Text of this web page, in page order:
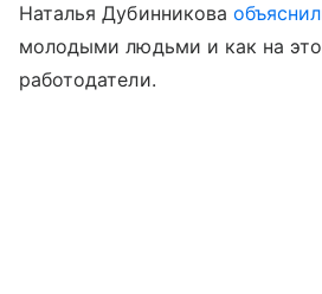
Наталья Дубинникова
молодыми людьми и как на
работодатели.